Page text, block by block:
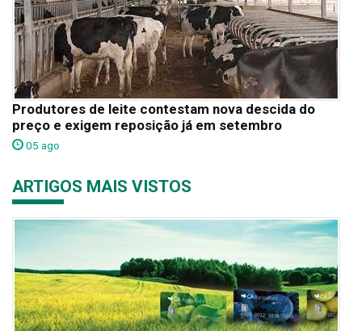
Produtores de leite contestam nova descida do
preço e exigem reposição já em setembro
05 ago
ARTIGOS MAIS VISTOS